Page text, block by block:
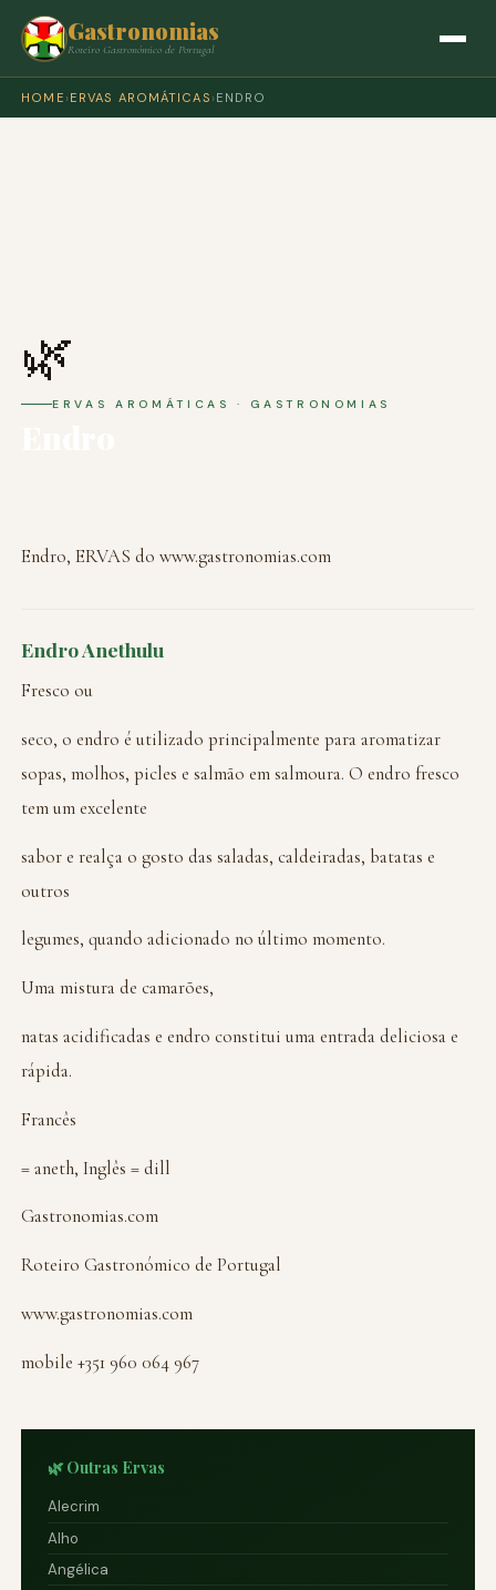
Gastronomias
Roteiro Gastronómico de Portugal
HOME › ERVAS AROMÁTICAS › ENDRO
🌿
ERVAS AROMÁTICAS · GASTRONOMIAS
Endro, ERVAS do www.gastronomias.com
Endro Anethulu
Fresco ou
seco, o endro é utilizado principalmente para aromatizar
sopas, molhos, picles e salmão em salmoura. O endro fresco
tem um excelente
sabor e realça o gosto das saladas, caldeiradas, batatas e
outros
legumes, quando adicionado no último momento.
Uma mistura de camarões,
natas acidificadas e endro constitui uma entrada deliciosa e
rápida.
Francês
= aneth, Inglês = dill
Gastronomias.com
Roteiro Gastronómico de Portugal
www.gastronomias.com
mobile +351 960 064 967
🌿 Outras Ervas
Alecrim
Alho
Angélica